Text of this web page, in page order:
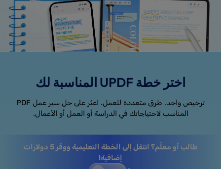
اختر خطة UPDF المناسبة لك
ترخيص واحد. طرق متعددة للعمل. اعثر على حل سير عمل PDF
المناسب لاحتياجاتك في الدراسة أو العمل أو الأعمال.
طالب أو معلّم؟ انتقل إلى الخطة التعليمية ووفّر 5 دولارات
إضافية!